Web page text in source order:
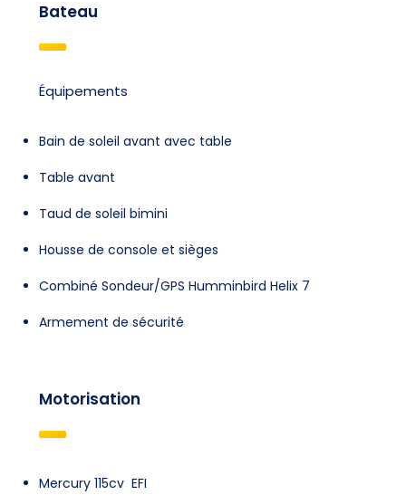
Bateau
Équipements
Bain de soleil avant avec table
Table avant
Taud de soleil bimini
Housse de console et sièges
Combiné Sondeur/GPS Humminbird Helix 7
Armement de sécurité
Motorisation
Mercury 115cv EFI